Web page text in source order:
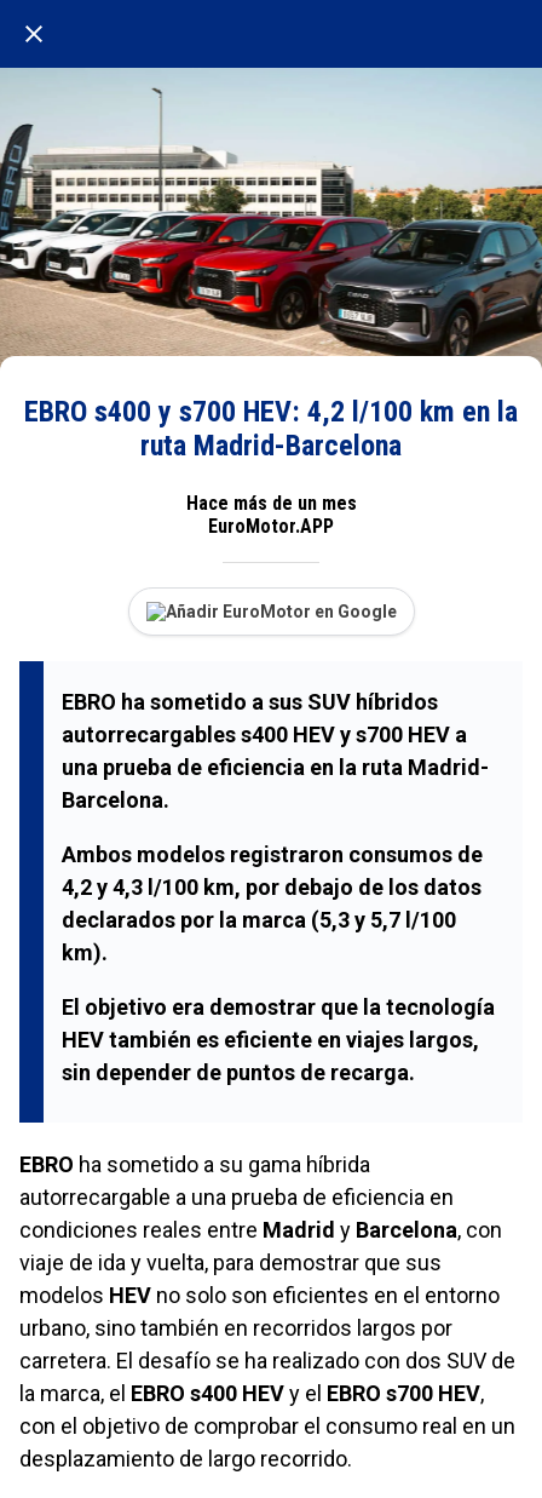
EBRO s400 y s700 HEV: 4,2 l/100 km en la
ruta Madrid-Barcelona
Hace más de un mes
EuroMotor.APP
Añadir EuroMotor en Google
EBRO ha sometido a sus SUV híbridos
autorrecargables s400 HEV y s700 HEV a
una prueba de eficiencia en la ruta Madrid-
Barcelona.
Ambos modelos registraron consumos de
4,2 y 4,3 l/100 km, por debajo de los datos
declarados por la marca (5,3 y 5,7 l/100
km).
El objetivo era demostrar que la tecnología
HEV también es eficiente en viajes largos,
sin depender de puntos de recarga.
EBRO ha sometido a su gama híbrida
autorrecargable a una prueba de eficiencia en
condiciones reales entre Madrid y Barcelona, con
viaje de ida y vuelta, para demostrar que sus
modelos HEV no solo son eficientes en el entorno
urbano, sino también en recorridos largos por
carretera. El desafío se ha realizado con dos SUV de
la marca, el EBRO s400 HEVy el EBRO s700 HEV,
con el objetivo de comprobar el consumo real en un
desplazamiento de largo recorrido.